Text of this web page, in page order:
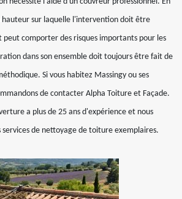
sur laquelle l'intervention doit être
comporter des risques importants pour les
dans son ensemble doit toujours être fait de
Si vous habitez Massingy ou ses
de contacter Alpha Toiture et Façade.
a plus de 25 ans d'expérience et nous
services de nettoyage de toiture exemplaires.